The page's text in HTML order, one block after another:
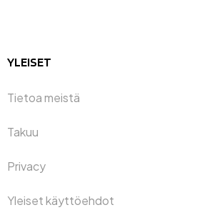
YLEISET
Tietoa meistä
Takuu
Privacy
Yleiset käyttöehdot